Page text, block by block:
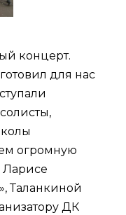
концерт.
для нас
огромную
Ларисе
Таланкиной
ДК